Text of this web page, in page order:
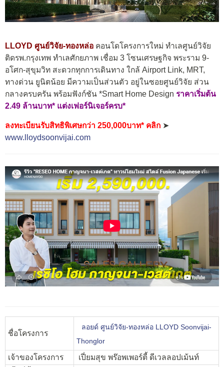
LLOYD ศูนย์วิจัย-ทองหล่อ คอนโดโครงการใหม่ ทำเลศูนย์วิจัย
ติดรพ.กรุงเทพ ทำเลศักยภาพ เชื่อม 3 โซนเศรษฐกิจ พระราม 9-
อโศก-สุขุมวิท สะดวกทุกการเดินทาง ใกล้ Airport Link, MRT,
ทางด่วน ยูนิตน้อย มีความเป็นส่วนตัว อยู่ในซอยศูนย์วิจัย ส่วน
กลางครบครัน พร้อมฟังก์ชัน *Smart Home Design ราคาเริ่มต้น
2.49 ล้านบาท* แต่งเฟอร์นิเจอร์ครบ*
ลงทะเบียนรับสิทธิพิเศษกว่า 250,000บาท* คลิก ➤
www.lloydsoonvijai.com
ชื่อโครงการ
ลอยด์ ศูนย์วิจัย-ทองหล่อ LLOYD Soonvijai-
Thonglor
เจ้าของโครงการ
เปี่ยมสุข พร๊อพเพอร์ตี้ ดีเวลลอปเม้นท์